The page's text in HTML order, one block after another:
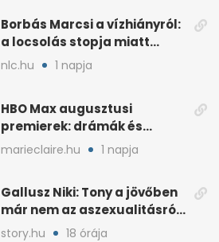
Borbás Marcsi a vízhiányról:
a locsolás stopja miatt
támadják
nlc.hu 1 napja
HBO Max augusztusi
premierek: drámák és
családi filmek egy helyen
marieclaire.hu 1 napja
Gallusz Niki: Tony a jövőben
már nem az aszexualitásról
ír dalt
story.hu 18 órája